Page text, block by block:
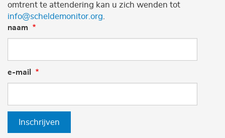
omtrent te attendering kan u zich wenden tot
info@scheldemonitor.org
naam
e-mail
Inschrijven